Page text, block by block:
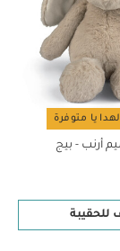
متوفرة
أرنب - بيج
للحقيبة